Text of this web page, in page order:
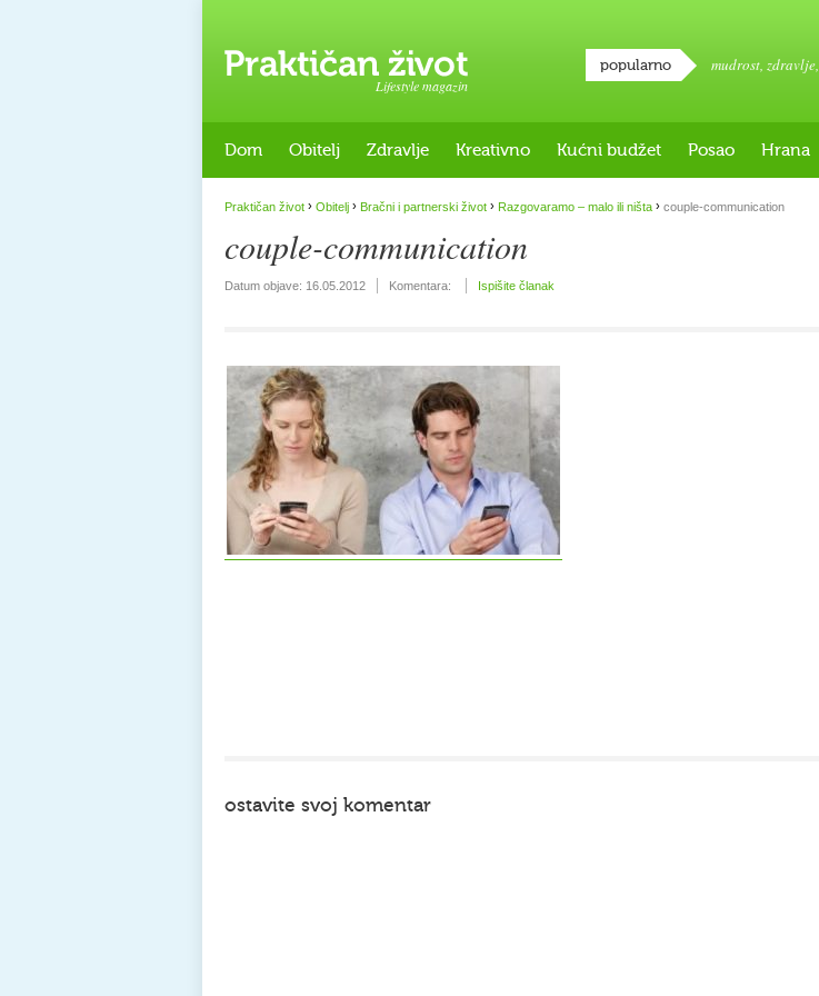
Lifestyle magazin
popularno mudrost, zdravlje,
Dom Obitelj Zdravlje Kreativno Kućni budžet Posao Hrana
Praktičan život › Obitelj › Bračni i partnerski život › Razgovaramo – malo ili ništa › couple-communication
couple-communication
Datum objave: 16.05.2012 Komentara: Ispišite članak
ostavite svoj komentar